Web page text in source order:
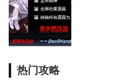
热门攻略